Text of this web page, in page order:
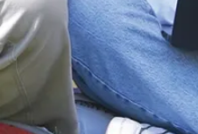
Le 29 jui., 2026
En savoir plus
Nouvelles
De la scène